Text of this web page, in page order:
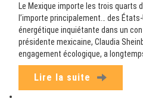
Le Mexique importe les trois quarts
l’importe principalement… des
énergétique inquiétante dans un
présidente mexicaine, Claudia
engagement écologique, a
Lire la suite